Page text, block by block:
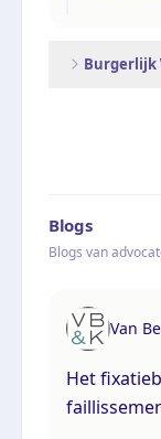
Burgerlijk
Blogs
Blogs van
Van
Het